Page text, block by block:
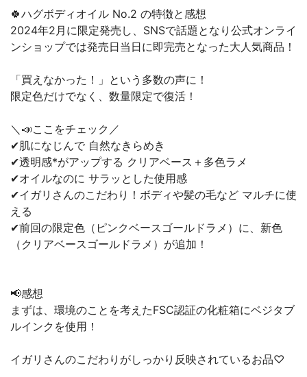
🍀ハグボディオイル No.2 の特徴と感想
2024年2月に限定発売し、SNSで話題となり公式オンライ
ンショップでは発売日当日に即完売となった大人気商品！
「買えなかった！」という多数の声に！
限定色だけでなく、数量限定で復活！
＼📣ここをチェック／
✔︎肌になじんで 自然なきらめき
✔︎透明感*がアップする クリアベース＋多色ラメ
✔︎オイルなのに サラッとした使用感
✔︎イガリさんのこだわり！ボディや髪の毛など マルチに使
える
✔︎前回の限定色（ピンクベースゴールドラメ）に、新色
（クリアベースゴールドラメ）が追加！
📢感想
まずは、環境のことを考えたFSC認証の化粧箱にベジタブ
ルインクを使用！
イガリさんのこだわりがしっかり反映されているお品♡